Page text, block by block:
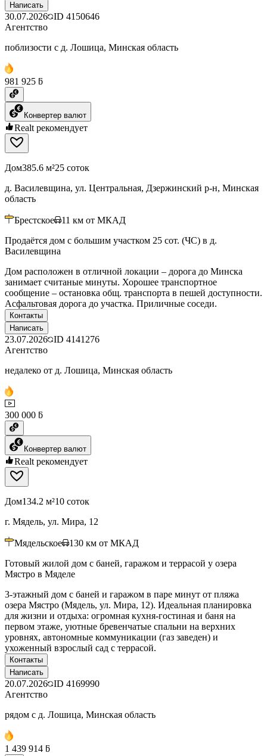
Написать
30.07.2026 ID 4150646
Агентство
поблизости с д. Лошица, Минская область
981 925 ƃ
Конвертер валют
Realt рекомендует
Дом385.6 м²25 соток
д. Василевщина, ул. Центральная, Дзержинский р-н, Минская
область
Брестское 11 км от МКАД
Продаётся дом с большим участком 25 сот. (ЧС) в д.
Василевщина
Дом расположен в отличной локации – дорога до Минска
занимает считаные минуты. Хорошее транспортное
сообщение – остановка общ. транспорта в пешей доступности.
Асфальтовая дорога до участка. Приличные соседи.
Контакты
Написать
23.07.2026 ID 4141276
Агентство
недалеко от д. Лошица, Минская область
300 000 ƃ
Конвертер валют
Realt рекомендует
Дом134.2 м²10 соток
г. Мядель, ул. Мира, 12
Мядельское 130 км от МКАД
Готовый жилой дом с баней, гаражом и террасой у озера
Мястро в Мяделе
3-этажный дом с баней и гаражом в паре минут от пляжа
озера Мястро (Мядель, ул. Мира, 12). Идеальная планировка
для жизни и отдыха: огромная кухня-гостиная и баня на
первом этаже, уютные бревенчатые спальни на верхних
уровнях, автономные коммуникации (газ заведен) и
ухоженный взрослый сад с террасой.
Контакты
Написать
20.07.2026 ID 4169990
Агентство
рядом с д. Лошица, Минская область
1 439 914 ƃ